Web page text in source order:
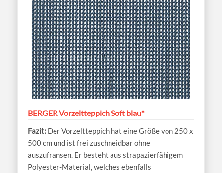
BERGER Vorzeltteppich Soft blau*
Der Vorzeltteppich hat eine Größe von 250 x
500 cm und ist frei zuschneidbar ohne
auszufransen. Er besteht aus strapazierfähigem
Polyester-Material, welches ebenfalls